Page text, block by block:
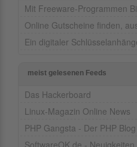
Mit Freeware-Programmen
Online Gutscheine finden,
Ein digitaler
meist gelesenen Feeds
Das Hackerboard
Linux-Magazin Online News
PHP Gangsta - Der PHP Blog